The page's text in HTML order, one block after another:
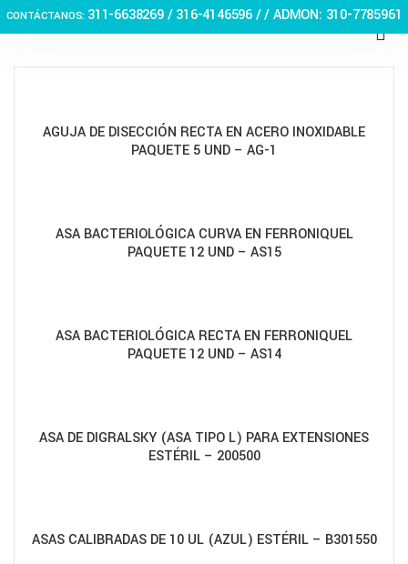
CONTÁCTANOS: 311-6638269 /316-4146596 / / ADMON: 310-7785961
AGUJA DE DISECCIÓN RECTA EN ACERO INOXIDABLE
PAQUETE 5 UND – AG-1
ASA BACTERIOLÓGICA CURVA EN FERRONIQUEL
PAQUETE 12 UND – AS15
ASA BACTERIOLÓGICA RECTA EN FERRONIQUEL
PAQUETE 12 UND – AS14
ASA DE DIGRALSKY (ASA TIPO L) PARA EXTENSIONES
ESTÉRIL – 200500
ASAS CALIBRADAS DE 10 UL (AZUL) ESTÉRIL – B301550